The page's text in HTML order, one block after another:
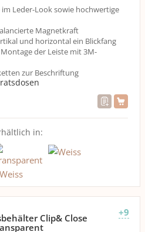
Leder-Look sowie hochwertige
Magnetkraft
und horizontal ein Blickfang
der Leiste mit 3M-
zur Beschriftung
in:
+9
Clip& Close